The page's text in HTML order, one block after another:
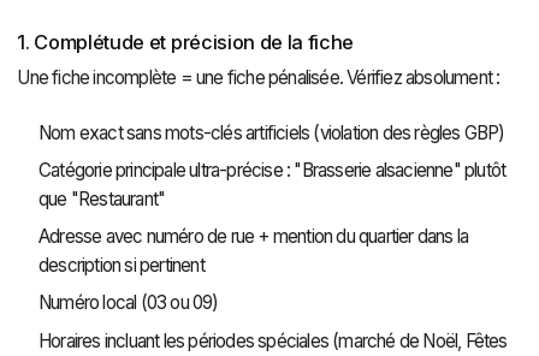
1. Complétude et précision de la fiche
Une fiche incomplète = une fiche pénalisée. Vérifiez absolument :
Nom exact sans mots-clés artificiels (violation des règles GBP)
Catégorie principale ultra-précise : "Brasserie alsacienne" plutôt
que "Restaurant"
Adresse avec numéro de rue + mention du quartier dans la
description si pertinent
Numéro local (03 ou 09)
Horaires incluant les périodes spéciales (marché de Noël, Fêtes